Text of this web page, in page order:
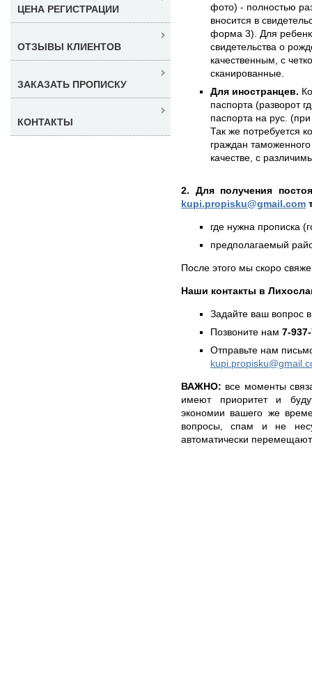
фото) - полностью
вносится в
форма 3). Для
свидетельства о
качественным, с
сканированные.
Для иностранцев.
паспорта (разворот
паспорта на рус.
Так же потребуется
граждан
качестве, с
2. Для получения
kupi.propisku@gmail.com
где нужна прописка
предполагаемый
После этого мы скоро
Наши контакты в
Задайте ваш вопрос
Позвоните нам 7-
Отправьте нам
ВАЖНО: все моменты
имеют приоритет и
экономии вашего же
вопросы, спам и не
автоматически
ЦЕНА РЕГИСТРАЦИИ
ОТЗЫВЫ КЛИЕНТОВ
ЗАКАЗАТЬ ПРОПИСКУ
КОНТАКТЫ